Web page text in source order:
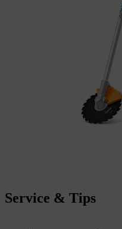
Service & Tips